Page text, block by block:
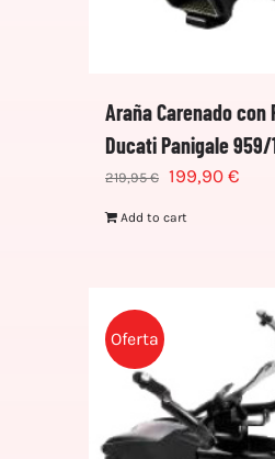
Araña Carenado con
Ducati Panigale 959/
219,95€ 199,90 €
Add to cart
Oferta